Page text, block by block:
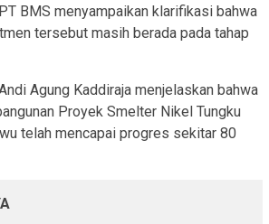
BMS menyampaikan klarifikasi bahwa
tersebut masih berada pada tahap
Agung Kaddiraja menjelaskan bahwa
Proyek Smelter Nikel Tungku
telah mencapai progres sekitar 80